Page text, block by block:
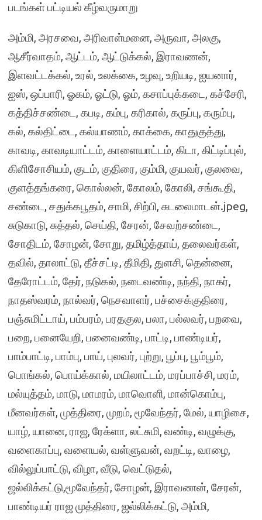
படங்கள் பட்டியல் கீழ்வருமாறு
அம்மி, அரசவை, அரிவாள்மனை, அருவா, அலகு,
ஆசீர்வாதம், ஆட்டம், ஆட்டுக்கல், இராவணன்,
இளவட்டக்கல், உரல், உலக்கை, உழவு, உறியடி, ஐயனார்,
ஐஸ், ஒப்பாரி, ஓகம், ஓட்டு, ஓம், கசாப்புக்கடை, கச்சேரி,
கத்திச்சண்டை, கபடி, கம்பு, கரிகால், கருப்பு, கரும்பு,
கல், கல்திட்டை, கல்யாணம், காக்கை, காதுகுத்து,
காவடி, காவடியாட்டம், காளையாட்டம், கிடா, கிட்டிப்புல்,
கிளிசோசியம், குடம், குதிரை, கும்மி, குயவர், குலவை,
குளத்தங்கரை, கொல்லன், கோலம், கோலி, சங்கூதி,
சண்டை, சதுக்கபூதம், சாமி, சிற்பி, சுடலைமாடன்.jpeg,
சுடுகாடு, சுத்தல், செய்தி, சேரன், சேவற்சண்டை,
சோதிடம், சோழன், சோறு, தமிழ்த்தாய், தலைவர்கள்,
தவில், தாலாட்டு, தீச்சட்டி, தீமிதி, துளசி, தென்னை,
தேரோட்டம், தேர், நடுகல், நடைவண்டி, நந்தி, நாகர்,
நாதஸ்வரம், நால்வர், நெசவாளர், பச்சைக்குதிரை,
பஞ்சுமிட்டாய், பம்பரம், பரதகுல, பலா, பல்லவர், பறவை,
பறை, பனையேறி, பனைவண்டி, பாட்டி, பாண்டியர்,
பாம்பாட்டி, பாம்பு, பாய், புலவர், புற்று, பூப்பு, பூம்பூம்,
பொங்கல், பொய்க்கால், மயிலாட்டம், மரப்பாச்சி, மரம்,
மல்யுத்தம், மாடு, மாமரம், மாவொளி, மான்கொம்பு,
மீனவர்கள், முத்திரை, முறம், மூவேந்தர், மேல், யாழிசை,
யாழ், யானை, ராஜ, ரேக்ளா, லட்சுமி, வண்டி, வழுக்கு,
வளைகாப்பு, வளையல், வள்ளுவன், வறட்டி, வாழை,
வில்லுப்பாட்டு, விழா, வீடு, வெட்டுதல்,
ஜல்லிக்கட்டு,மூவேந்தர், சோழன், இராவணன், சேரன்,
பாண்டியர் ராஜ முத்திரை, ஜல்லிக்கட்டு, அம்மி,